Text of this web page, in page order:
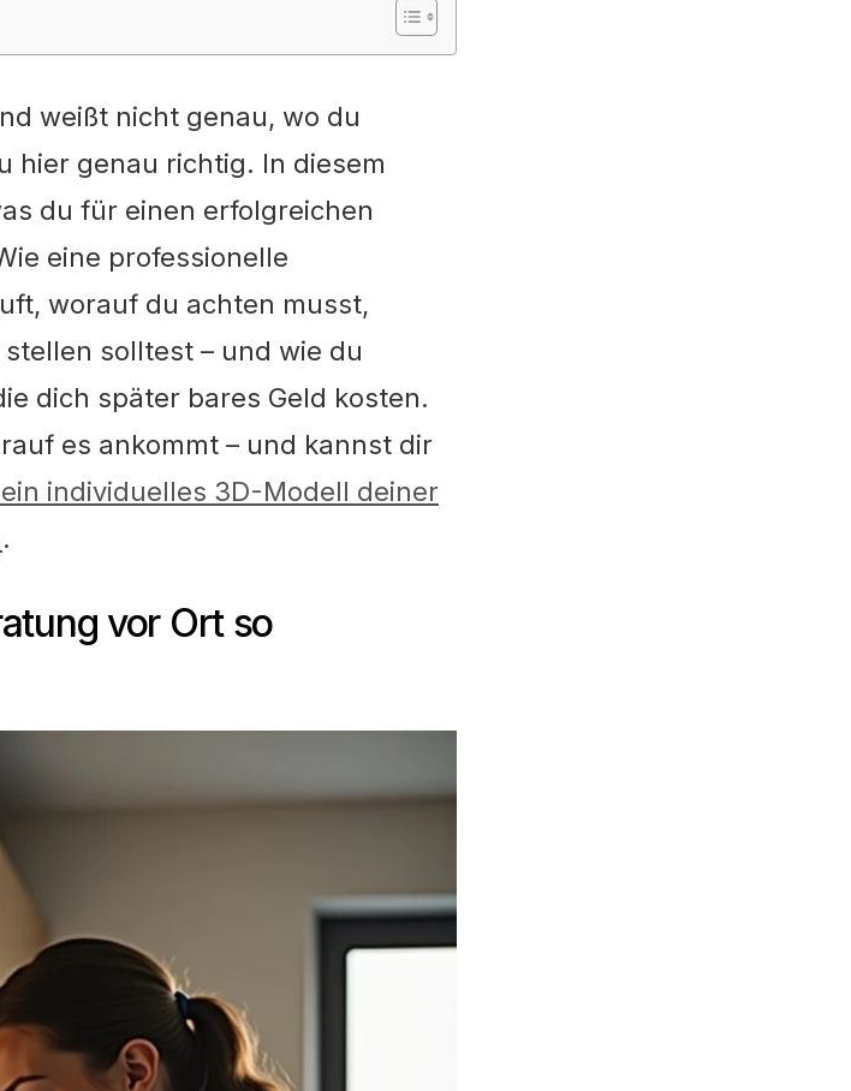
weißt nicht genau, wo du
hier genau richtig. In diesem
du für einen erfolgreichen
eine professionelle
worauf du achten musst,
solltest – und wie du
dich später bares Geld kosten.
es ankommt – und kannst dir
individuelles 3D-Modell deiner
.
vor Ort so